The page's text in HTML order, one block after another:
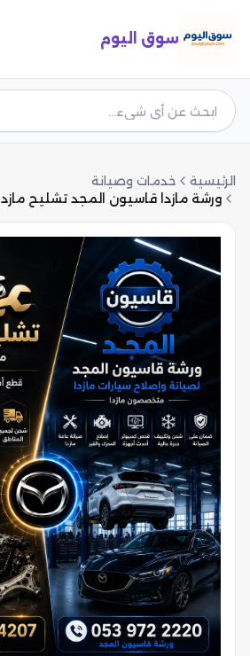
سوق اليوم
الرئيسية
خدمات وصيانة
ورشة مازدا قاسيون المجد تشليح مازدا